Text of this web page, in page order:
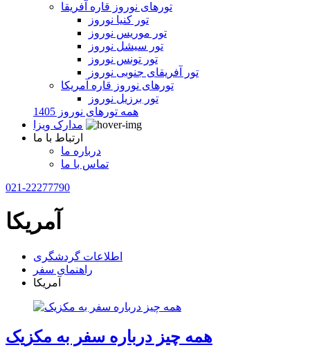
تورهای نوروز قاره آفریقا
تور کنیا نوروز
تور موریس نوروز
تور سیشل نوروز
تور تونس نوروز
تور آفریقای جنوبی نوروز
تورهای نوروز قاره آمریکا
تور برزیل نوروز
همه تورهای نوروز 1405
مدارک ویزا
ارتباط با ما
درباره ما
تماس با ما
021-22277790
آمریکا
اطلاعات گردشگری
راهنمای سفر
آمریکا
همه چیز درباره سفر به مکزیک